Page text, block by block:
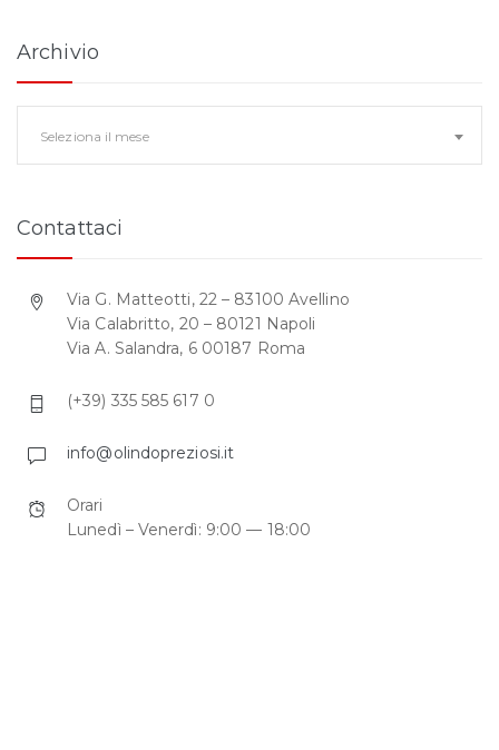
Archivio
Seleziona il mese
Contattaci
Via G. Matteotti, 22 – 83100 Avellino
Via Calabritto, 20 – 80121 Napoli
Via A. Salandra, 6 00187 Roma
(+39) 335 585 617 0
info@olindopreziosi.it
Orari
Lunedì – Venerdì: 9:00 — 18:00